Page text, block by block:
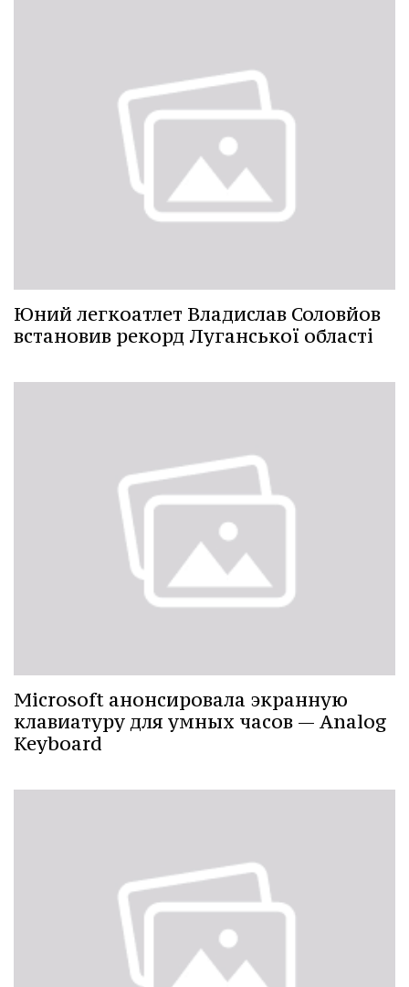
Юний легкоатлет Владислав Соловйов
встановив рекорд Луганської області
Microsoft анонсировала экранную
клавиатуру для умных часов — Analog
Keyboard